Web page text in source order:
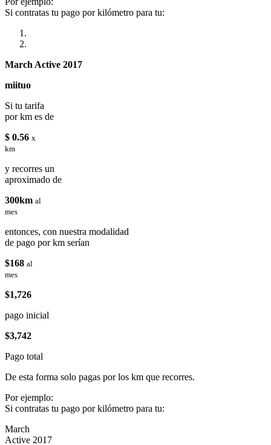
Si contratas tu pago por kilómetro para tu:
March Active 2017
miituo
Si tu tarifa
por km es de
$ 0.56 x
km
y recorres un
aproximado de
300km al
mes
entonces, con nuestra modalidad
de pago por km serían
$168 al
mes
$1,726
pago inicial
$3,742
Pago total
De esta forma solo pagas por los km que recorres.
Por ejemplo:
Si contratas tu pago por kilómetro para tu:
March
Active 2017